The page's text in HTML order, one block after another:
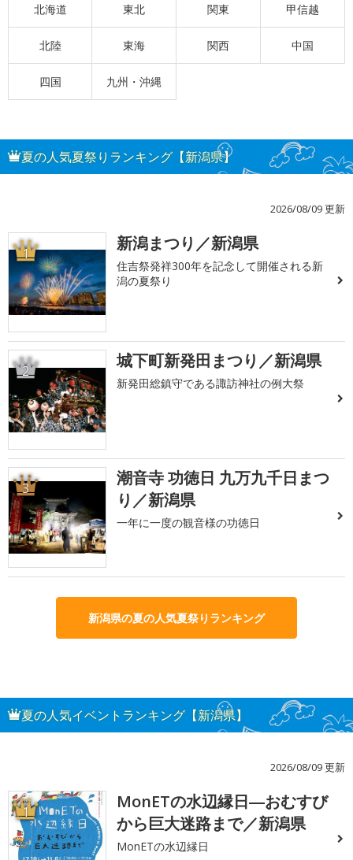
北海道 東北 関東 甲信越
北陸 東海 関西 中国
四国 九州・沖縄
夏の人気夏祭りランキング【新潟県】
2026/08/09 更新
1 新潟まつり／新潟県
住吉祭発祥300年を記念して開催される新
潟の夏祭り
2 城下町新発田まつり／新潟県
新発田総鎮守である諏訪神社の例大祭
3
潮音寺 功徳日 九万九千日まつ
り／新潟県
一年に一度の観音様の功徳日
新潟県の夏の人気夏祭りランキング
夏の人気イベントランキング【新潟県】
2026/08/09 更新
1
MonETの水辺縁日―おむすび
から巨大迷路まで／新潟県
MonETの水辺縁日